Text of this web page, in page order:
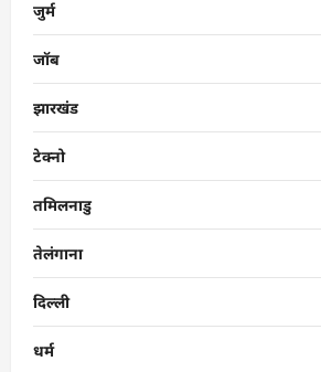
जुर्म
जॉब
झारखंड
टेक्नो
तमिलनाडु
तेलंगाना
दिल्ली
धर्म